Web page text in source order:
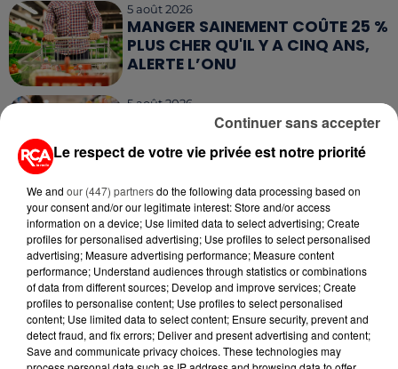
5 août 2026
MANGER SAINEMENT COÛTE 25 %
PLUS CHER QU'IL Y A CINQ ANS,
ALERTE L’ONU
5 août 2026
QUELLES SONT LES MARQUES QUI
RETROUVEZ TOUTE L'ACTU DE LA RÉGION ET
RECEVEZ LES ALERTES INFOS DE LA RÉDACTION
EN TÉLÉCHARGEANT L'APPLICATION MOBILE
RCA
Le respect de votre vie privée est notre priorité
We and our (447) partnersdo the following data processing based on
your consent and/or our legitimate interest: Store and/or access
information on a device; Use limited data to select advertising; Create
profiles for personalised advertising; Use profiles to select personalised
advertising; Measure advertising performance; Measure content
performance; Understand audiences through statistics or combinations
of data from different sources; Develop and improve services; Create
profiles to personalise content; Use profiles to select personalised
content; Use limited data to select content; Ensure security, prevent and
detect fraud, and fix errors; Deliver and present advertising and content;
Save and communicate privacy choices. These technologies may
Continuer sans accepter